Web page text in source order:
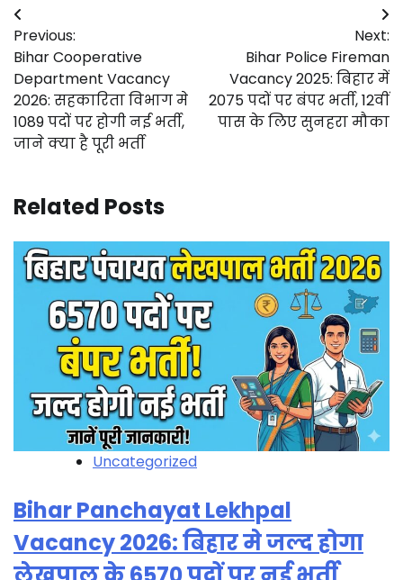
Post
navigation
Previous:
Bihar Cooperative
Department Vacancy
2026: सहकारिता विभाग मे
1089 पदों पर होगी नई भर्ती,
जाने क्या है पूरी भर्ती
Next:
Bihar Police Fireman
Vacancy 2025: बिहार में
2075 पदों पर बंपर भर्ती, 12वीं
पास के लिए सुनहरा मौका
Related Posts
Uncategorized
Bihar Panchayat Lekhpal
Vacancy 2026: बिहार मे जल्द होगा